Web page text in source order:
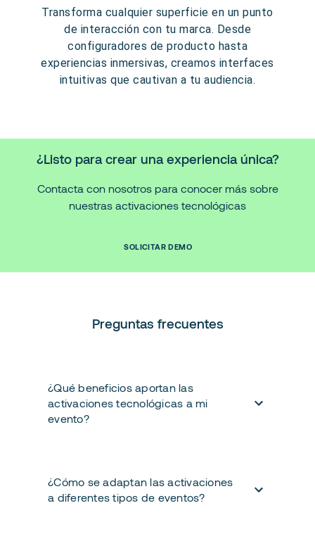
Transforma cualquier superficie en un punto
de interacción con tu marca. Desde
configuradores de producto hasta
experiencias inmersivas, creamos interfaces
intuitivas que cautivan a tu audiencia.
¿Listo para crear una experiencia única?
Contacta con nosotros para conocer más sobre
nuestras activaciones tecnológicas
SOLICITAR DEMO
Preguntas frecuentes
¿Qué beneficios aportan las
activaciones tecnológicas a mi
evento?
¿Cómo se adaptan las activaciones
a diferentes tipos de eventos?